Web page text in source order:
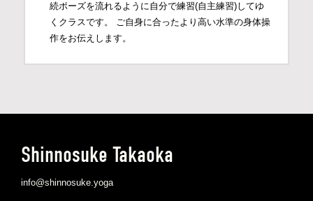
続ポーズを流れるように自分で練習(自主練習)してゆ
くクラスです。 ご自身に合ったより高い水準の身体操
作をお伝えします。
Shinnosuke Takaoka
info@shinnosuke.yoga